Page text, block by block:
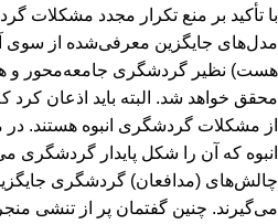
با تأکید بر منع تکرار مجدد مشکلات
مدل‌های جایگزین معرفی‌شده از سوی
هست) نظیر گردشگری جامعه‌محور و
محقق خواهد شد. البته باید اذعان کرد
از مشکلات گردشگری انبوه هستند.
انبوه که آن را شکل پایدار گردشگری
چالش‌های (مدافعان) گردشگری جایگزین
می‌گیرند. چنین گفتمان پر از تنشی